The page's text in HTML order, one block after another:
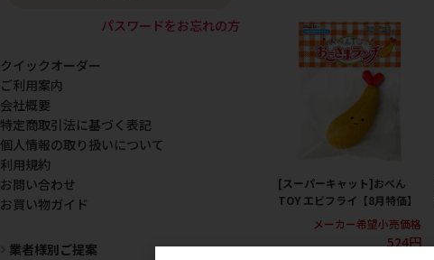
[スーパーキャット]おべん
TOY エビフライ【8月特価】
メーカー希望小売価格
524円
パスワードをお忘れの方
クイックオーダー
ご利用案内
会社概要
特定商取引法に基づく表記
個人情報の取り扱いについて
利用規約
お問い合わせ
お買い物ガイド
業者様別ご提案